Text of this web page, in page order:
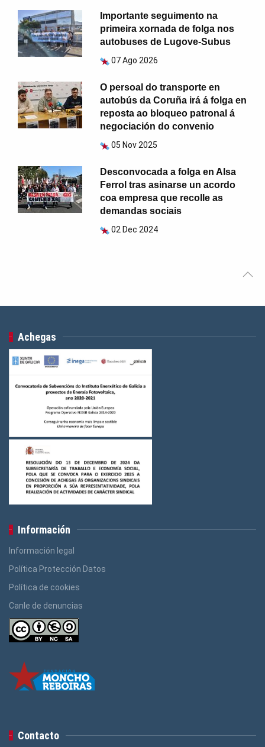
Importante seguimento na
primeira xornada de folga nos
autobuses de Lugove-Subus
07 Ago 2026
O persoal do transporte en
autobús da Coruña irá á folga en
reposta ao bloqueo patronal á
negociación do convenio
05 Nov 2025
Desconvocada a folga en Alsa
Ferrol tras asinarse un acordo
coa empresa que recolle as
demandas sociais
02 Dec 2024
Achegas
Información
Información legal
Política Protección Datos
Política de cookies
Canle de denuncias
Contacto